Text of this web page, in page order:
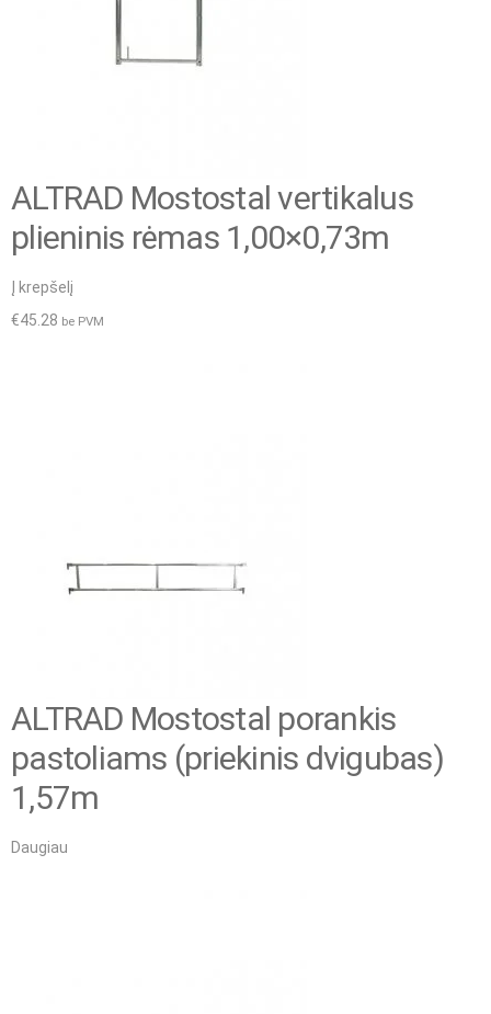
ALTRAD Mostostal vertikalus
plieninis rėmas 1,00×0,73m
Į krepšelį
€45.28 be PVM
ALTRAD Mostostal porankis
pastoliams (priekinis dvigubas)
1,57m
Daugiau